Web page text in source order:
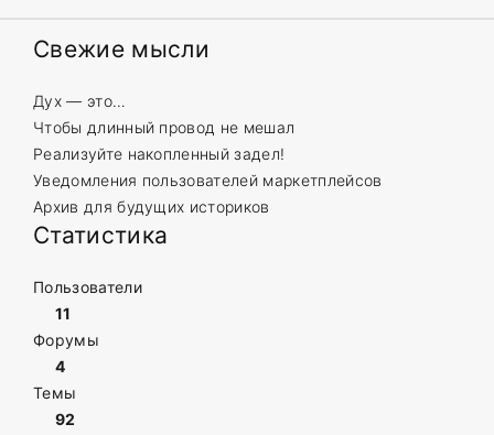
Свежие мысли
Дух — это…
Чтобы длинный провод не мешал
Реализуйте накопленный задел!
Уведомления пользователей маркетплейсов
Архив для будущих историков
Статистика
Пользователи
11
Форумы
4
Темы
92